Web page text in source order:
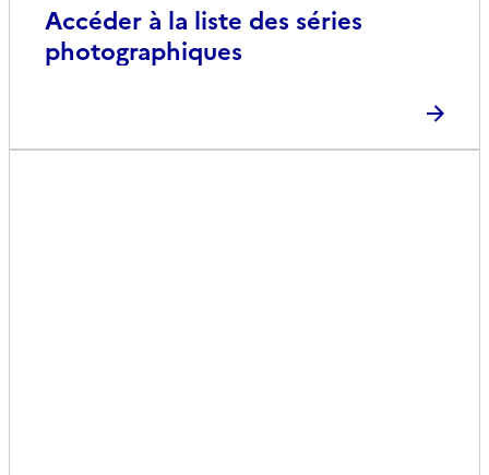
Accéder à la liste des séries
photographiques